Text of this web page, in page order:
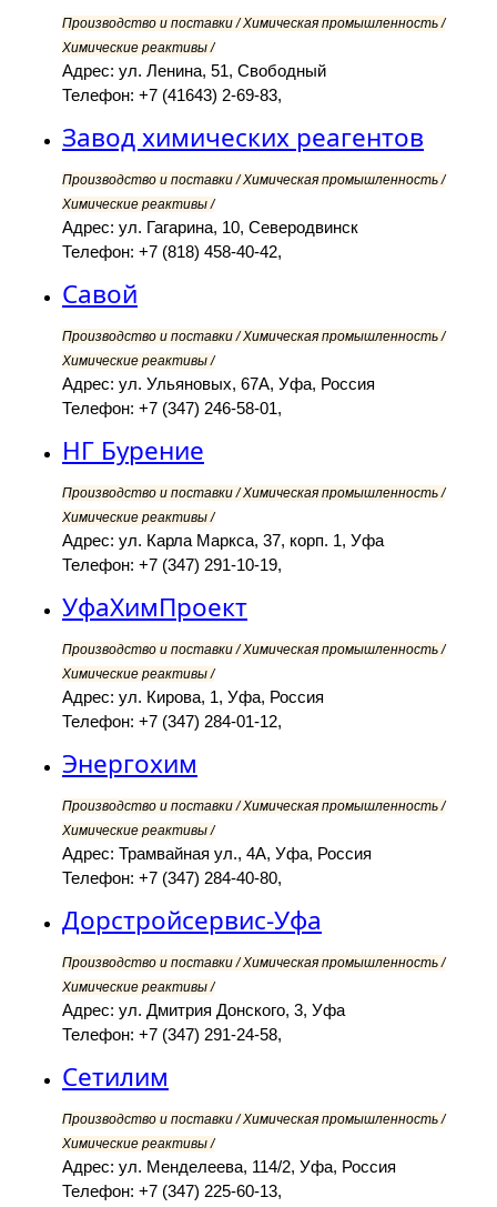
Производство и поставки / Химическая промышленность /
Химические реактивы /
Адрес: ул. Ленина, 51, Свободный
Телефон: +7 (41643) 2-69-83,
Завод химических реагентов
Производство и поставки / Химическая промышленность /
Химические реактивы /
Адрес: ул. Гагарина, 10, Северодвинск
Телефон: +7 (818) 458-40-42,
Савой
Производство и поставки / Химическая промышленность /
Химические реактивы /
Адрес: ул. Ульяновых, 67А, Уфа, Россия
Телефон: +7 (347) 246-58-01,
НГ Бурение
Производство и поставки / Химическая промышленность /
Химические реактивы /
Адрес: ул. Карла Маркса, 37, корп. 1, Уфа
Телефон: +7 (347) 291-10-19,
УфаХимПроект
Производство и поставки / Химическая промышленность /
Химические реактивы /
Адрес: ул. Кирова, 1, Уфа, Россия
Телефон: +7 (347) 284-01-12,
Энергохим
Производство и поставки / Химическая промышленность /
Химические реактивы /
Адрес: Трамвайная ул., 4А, Уфа, Россия
Телефон: +7 (347) 284-40-80,
Дорстройсервис-Уфа
Производство и поставки / Химическая промышленность /
Химические реактивы /
Адрес: ул. Дмитрия Донского, 3, Уфа
Телефон: +7 (347) 291-24-58,
Сетилим
Производство и поставки / Химическая промышленность /
Химические реактивы /
Адрес: ул. Менделеева, 114/2, Уфа, Россия
Телефон: +7 (347) 225-60-13,